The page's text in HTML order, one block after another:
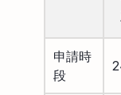
申請時
段